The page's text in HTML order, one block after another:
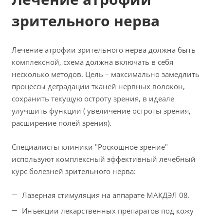
зрительного нерва
Лечение атрофии зрительного нерва должна быть
комплексной, схема должна включать в себя
несколько методов. Цель – максимально замедлить
процессы деградации тканей нервных волокон,
сохранить текущую остроту зрения, в идеале
улучшить функции ( увеличение остроты зрения,
расширение полей зрения).
Специалисты клиники "Роскошное зрение"
используют комплексный эффективный лечебный
курс болезней зрительного нерва:
Лазерная стимуляция на аппарате МАКДЭЛ 08.
Инъекции лекарственных препаратов под кожу